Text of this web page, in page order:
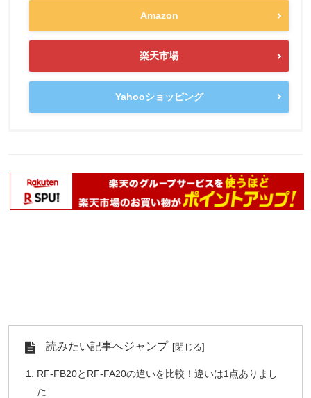
Amazon
楽天市場
Yahooショッピング
読みたい記事へジャンプ
RF-FB20とRF-FA20の違いを比較！違いは1点ありまし
た